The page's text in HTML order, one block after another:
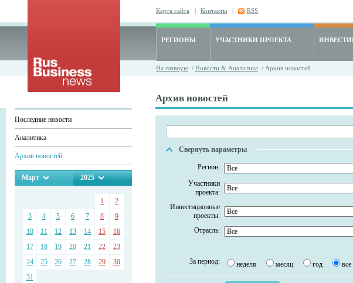
Карта сайта | Контакты | RSS
РЕГИОНЫ УЧАСТНИКИ ПРОЕКТА
На главную / Новости & Аналитика / Архив новостей
Последние новости
Аналитика
Архив новостей
Март 2025
1
2
3
4 5 6 7 8
9
10
11 12 13 14 15
16
17
18 19 20 21 22
23
24
25 26 27 28 29
30
31
Архив новостей
Свернуть параметры
Регион:
Участники
проекта:
Инвестиционные
проекты:
Отрасль:
За период: неделя месяц год все